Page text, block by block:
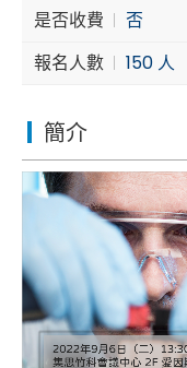
是否收費
否
報名人數
150 人
簡介